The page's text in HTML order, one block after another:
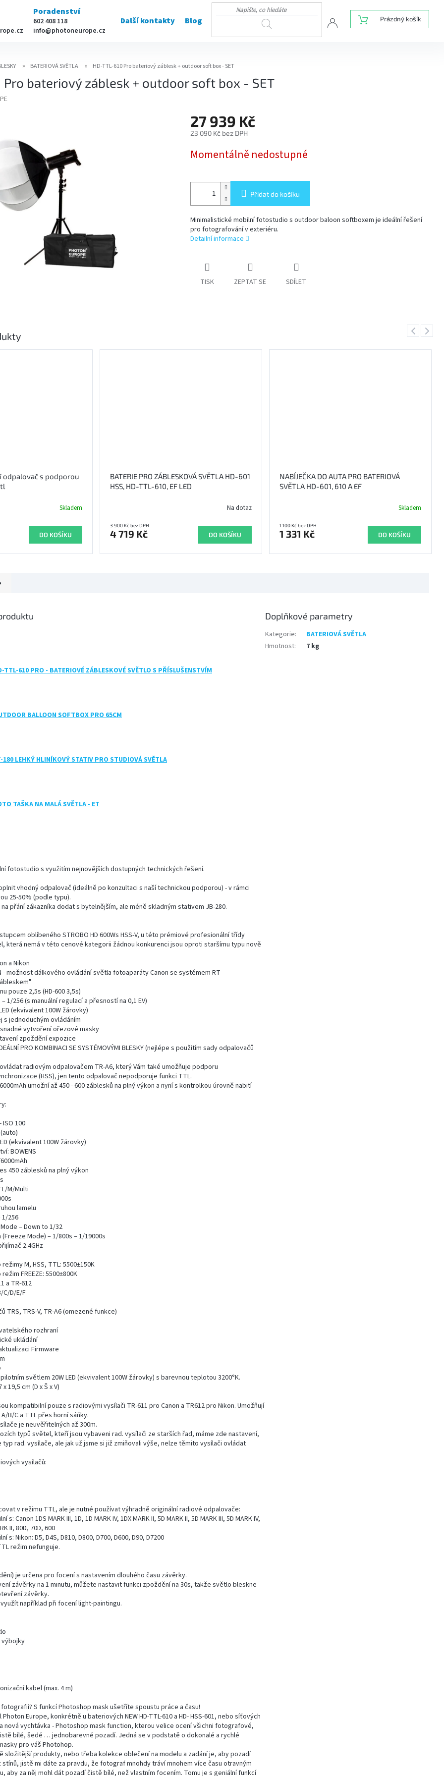
Poradenství
602 408 118
info@photoneurope.cz
Další kontakty Blog HLEDAT
NÁKUPNÍ
KOŠÍK
Prázdný košík
BATERIOVÁ SVĚTLA HD-TTL-610 Pro bateriový záblesk + outdoor soft box - SET
Pro bateriový záblesk + outdoor soft box - SET
27 939 Kč
23 090 Kč bez DPH
cena:
Momentálně nedostupné
Přidat do košíku
Minimalistické mobilní fotostudio s outdoor baloon softboxem je ideální řešení
pro fotografování v exteriéru.
Detailní informace
TISK ZEPTAT SE SDÍLET
Previous
odpalovač s podporou
Skladem
DO KOŠÍKU
BATERIE PRO ZÁBLESKOVÁ SVĚTLA HD-601
HSS, HD-TTL-610, EF LED
Na dotaz
3 900 Kč bez DPH
4 719 Kč DO KOŠÍKU
NABÍJEČKA DO AUTA PRO BATERIOVÁ
SVĚTLA HD-601, 610 A EF
Skladem
1 100 Kč bez DPH
1 331 Kč DO KOŠÍKU
Next
TTL-610 PRO - BATERIOVÉ ZÁBLESKOVÉ SVĚTLO S PŘÍSLUŠENSTVÍM
BALLOON SOFTBOX PRO 65CM
180 LEHKÝ HLINÍKOVÝ STATIV PRO STUDIOVÁ SVĚTLA
TAŠKA NA MALÁ SVĚTLA - ET
fotostudio s využitím nejnovějších dostupných technických řešení.
vhodný odpalovač (ideálně po konzultaci s naší technickou podporou) - v rámci
25-50% (podle typu).
přání zákazníka dodat s bytelnějším, ale méně skladným stativem JB-280.
oblíbeného STROBO HD 600Ws HSS-V, u této prémiové profesionální třídy
která nemá v této cenové kategorii žádnou konkurenci jsou oproti staršímu typu nově
a Nikon
- možnost dálkového ovládání světla fotoaparáty Canon se systémem RT
pouze 2,5s (HD-600 3,5s)
1/256 (s manuální regulací a přesností na 0,1 EV)
(ekvivalent 100W žárovky)
s jednoduchým ovládáním
vytvoření ořezové masky
zpoždění expozice
PRO KOMBINACI SE SYSTÉMOVÝMI BLESKY (nejlépe s použitím sady odpalovačů
ovládat radiovým odpalovačem TR-A6, který Vám také umožňuje podporu
(HSS), jen tento odpalovač nepodporuje funkci TTL.
umožní až 450 - 600 záblesků na plný výkon a nyní s kontrolkou úrovně nabití
ISO 100
(ekvivalent 100W žárovky)
BOWENS
450 záblesků na plný výkon
M/Multi
lamelu
1/256
– Down to 1/32
Mode) – 1/800s – 1/19000s
2.4GHz
M, HSS, TTL: 5500±150K
FREEZE: 5500±800K
a TR-612
C/D/E/F
TRS, TRS-V, TR-A6 (omezené funkce)
rozhraní
ukládání
Firmware
světlem 20W LED (ekvivalent 100W žárovky) s barevnou teplotou 3200°K.
19,5 cm (D x Š x V)
kompatibilní pouze s radiovými vysílači TR-611 pro Canon a TR612 pro Nikon. Umožňují
B/C a TTL přes horní sáňky.
je neuvěřitelných až 300m.
typů světel, kteří jsou vybaveni rad. vysílači ze starších řad, máme zde nastavení,
rad. vysílače, ale jak už jsme si již zmiňovali výše, nelze těmito vysílači ovládat
vysílačů:
v režimu TTL, ale je nutné používat výhradně originální radiové odpalovače:
s: Canon 1DS MARK III, 1D, 1D MARK IV, 1DX MARK II, 5D MARK II, 5D MARK III, 5D MARK IV,
II, 80D, 70D, 60D
s: Nikon: D5, D4S, D810, D800, D700, D600, D90, D7200
režim nefunguje.
je určena pro focení s nastavením dlouhého času závěrky.
závěrky na 1 minutu, můžete nastavit funkci zpoždění na 30s, takže světlo bleskne
závěrky.
například při focení light-paintingu.
výbojky
kabel (max. 4 m)
S funkcí Photoshop mask ušetříte spoustu práce a času!
Europe, konkrétně u bateriových NEW HD-TTL-610 a HD- HSS-601, nebo síťových
nová vychtávka - Photoshop mask function, kterou velice ocení všichni fotografové,
bílé, šedé … jednobarevné pozadí. Jedná se v podstatě o dokonalé a rychlé
pro váš Photohop.
složitější produkty, nebo třeba kolekce oblečení na modelu a zadání je, aby pozadí
jistě mi dáte za pravdu, že fotograf mnohdy tráví mnohem více času otravným
aby za něj mohl dát pozadí čistě bílé, než vlastním focením. Tomu je s geniální funkcí
Doplňkové parametry
Kategorie:
BATERIOVÁ SVĚTLA
Hmotnost: 7 kg